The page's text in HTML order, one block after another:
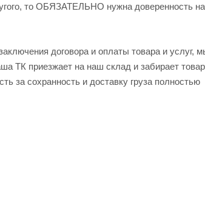
то ОБЯЗАТЕЛЬНО нужна доверенность на
договора и оплаты товара и услуг,
ТК приезжает на наш склад и забирает товар
за сохранность и доставку груза полностью